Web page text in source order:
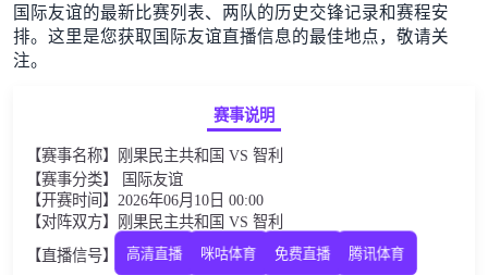
国际友谊的最新比赛列表、两队的历史交锋记录和赛程安
排。这里是您获取国际友谊直播信息的最佳地点，敬请关
注。
赛事说明
【赛事名称】刚果民主共和国 VS 智利
【赛事分类】 国际友谊
【开赛时间】2026年06月10日 00:00
【对阵双方】刚果民主共和国 VS 智利
【直播信号】
高清直播 咪咕体育 免费直播 腾讯体育